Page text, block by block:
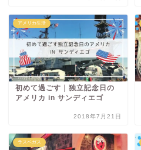
アメリカ生活
初めて過ごす｜独立記念日の
アメリカ in サンディエゴ
2018年7月21日
ラスベガス